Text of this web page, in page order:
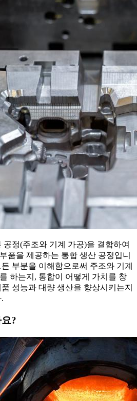
정(주조와 기계 가공)을 결합하여
품을 제공하는 통합 생산 공정입니
부분을 이해함으로써 주조와 기계
하는지, 통합이 어떻게 가치를 창
성능과 대량 생산을 향상시키는지
?